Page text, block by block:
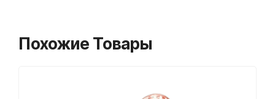
Похожие Товары